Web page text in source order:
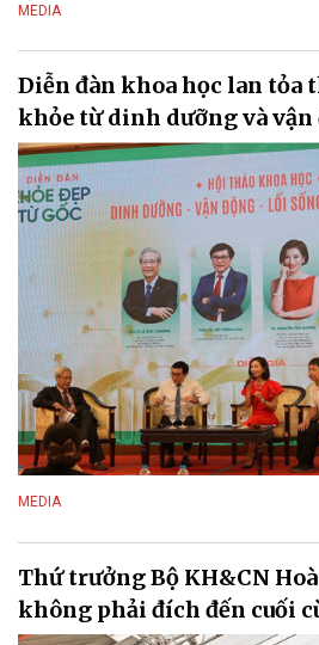
MEDIA
Diễn đàn khoa học lan tỏa
khỏe từ dinh dưỡng và vận
MEDIA
Thứ trưởng Bộ KH&CN
không phải đích đến cuối